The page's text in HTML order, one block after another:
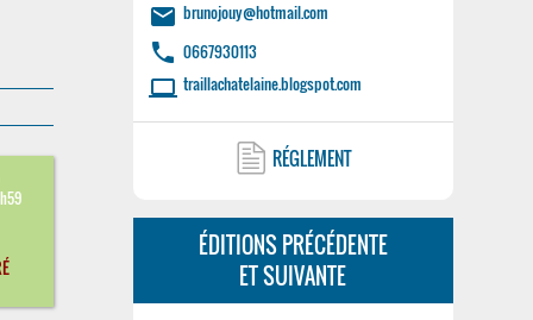
email brunojouy@hotmail.com
phone 0667930113
laptop traillachatelaine.blogspot.com
RÉGLEMENT
ÉDITIONS PRÉCÉDENTE
ET SUIVANTE